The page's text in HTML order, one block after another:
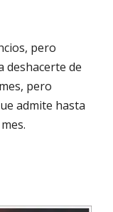
pero
deshacerte de
pero
admite hasta